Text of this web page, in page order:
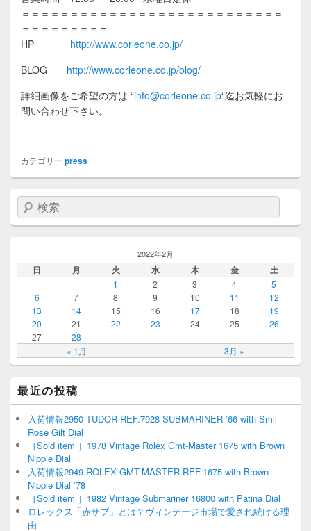
＝＝＝＝＝＝＝＝＝＝＝＝＝＝＝＝＝＝＝＝＝＝＝＝＝＝＝
＝＝＝＝＝＝＝＝＝
HP
http://www.corleone.co.jp/
BLOG http://www.corleone.co.jp/blog/
詳細画像をご希望の方は “info@corleone.co.jp“迄お気軽にお
問い合わせ下さい。
カテゴリー press
検索
2022年2月
日 月 火 水 木 金 土
« 1月 3月 »
1 2 3 4
5
6
7 8 9 10 11
12
13
14 15 16 17 18
19
20
21 22 23 24 25
26
27
28
最近の投稿
入荷情報2950 TUDOR REF.7928 SUBMARINER ’66 with Smll-
Rose Gilt Dial
［Sold item ］1978 Vintage Rolex Gmt-Master 1675 with Brown
Nipple Dial
入荷情報2949 ROLEX GMT-MASTER REF.1675 with Brown
Nipple Dial ’78
［Sold item ］1982 Vintage Submariner 16800 with Patina Dial
ロレックス「赤サブ」とは？ヴィンテージ市場で愛され続ける理
由